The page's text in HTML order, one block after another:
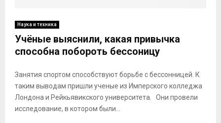
Наука и техника
Учёные выяснили, какая привычка
способна побороть бессоницу
Занятия спортом способствуют борьбе с бессонницей. К
таким выводам пришли ученые из Имперского колледжа
Лондона и Рейкьявикского университета. Они провели
исследование, в котором были...